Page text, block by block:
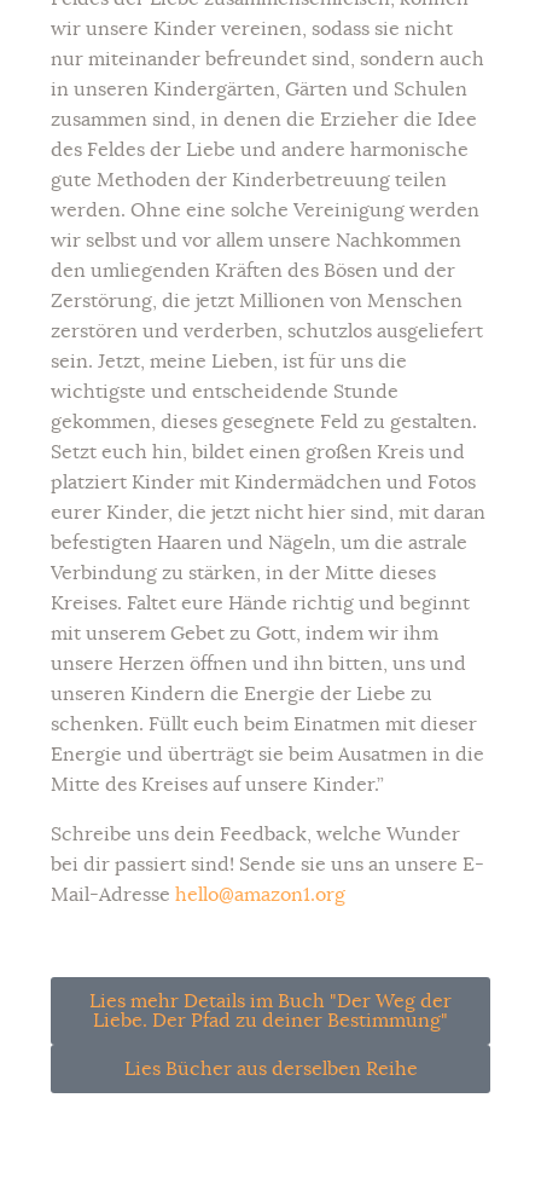
wir unsere Kinder vereinen, sodass sie nicht
nur miteinander befreundet sind, sondern auch
in unseren Kindergärten, Gärten und Schulen
zusammen sind, in denen die Erzieher die Idee
des Feldes der Liebe und andere harmonische
gute Methoden der Kinderbetreuung teilen
werden. Ohne eine solche Vereinigung werden
wir selbst und vor allem unsere Nachkommen
den umliegenden Kräften des Bösen und der
Zerstörung, die jetzt Millionen von Menschen
zerstören und verderben, schutzlos ausgeliefert
sein. Jetzt, meine Lieben, ist für uns die
wichtigste und entscheidende Stunde
gekommen, dieses gesegnete Feld zu gestalten.
Setzt euch hin, bildet einen großen Kreis und
platziert Kinder mit Kindermädchen und Fotos
eurer Kinder, die jetzt nicht hier sind, mit daran
befestigten Haaren und Nägeln, um die astrale
Verbindung zu stärken, in der Mitte dieses
Kreises. Faltet eure Hände richtig und beginnt
mit unserem Gebet zu Gott, indem wir ihm
unsere Herzen öffnen und ihn bitten, uns und
unseren Kindern die Energie der Liebe zu
schenken. Füllt euch beim Einatmen mit dieser
Energie und überträgt sie beim Ausatmen in die
Mitte des Kreises auf unsere Kinder.”
Schreibe uns dein Feedback, welche Wunder
bei dir passiert sind! Sende sie uns an unsere E-
Mail-Adressehello@amazon1.org
Lies mehr Details im Buch "Der Weg der
Liebe. Der Pfad zu deiner Bestimmung"
Lies Bücher aus derselben Reihe